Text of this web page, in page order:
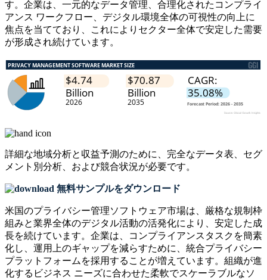
す。企業は、一元的なデータ管理、合理化されたコンプライ
アンス ワークフロー、デジタル環境全体の可視性の向上に
焦点を当てており、これによりセクター全体で安定した需要
が形成され続けています。
詳細な地域分析と収益予測のために、 完全なデータ表、セグ
メント別分析、および競合状況が必要です。
無料サンプルをダウンロード
米国のプライバシー管理ソフトウェア市場は、厳格な規制枠
組みと業界全体のデジタル活動の活発化により、安定した成
長を続けています。企業は、コンプライアンスタスクを簡素
化し、運用上のギャップを減らすために、統合プライバシー
プラットフォームを採用することが増えています。組織が進
化するビジネス ニーズに合わせた柔軟でスケーラブルなソ